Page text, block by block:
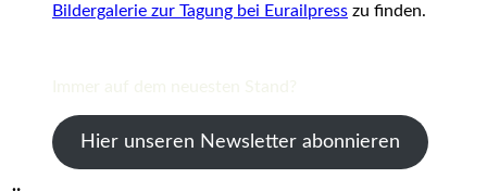
Bildergalerie zur Tagung bei Eurailpress zu finden.
Hier unseren Newsletter abonnieren